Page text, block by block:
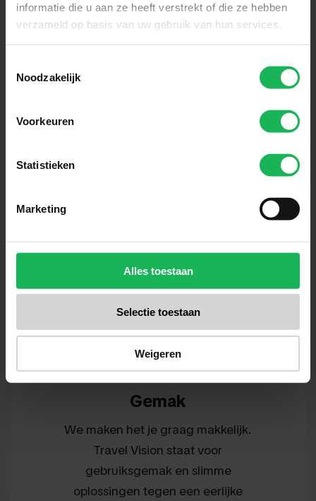
informatie die u aan ze heeft verstrekt of die ze hebben
verzameld op basis van uw gebruik van hun services.
Noodzakelijk
Voorkeuren
Statistieken
Marketing
Alles toestaan
Selectie toestaan
Weigeren
zorgt ervoor dat jij altijd verbonden
caravan of boot. Met Travel Vision
verbinding en zorgeloos comfort.
Gemak
We maken het je graag makkelijk.
Travel Vision staat voor
gebruiksgemak en slimme
oplossingen tegen een eerlijke